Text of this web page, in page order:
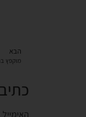
הבא
מוקפץ